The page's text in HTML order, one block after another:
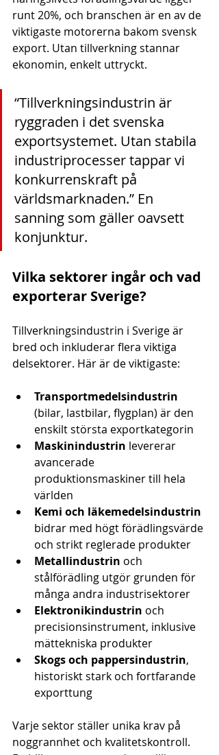
runt 20%, och branschen är en av de
viktigaste motorerna bakom svensk
export. Utan tillverkning stannar
ekonomin, enkelt uttryckt.
“Tillverkningsindustrin är
ryggraden i det svenska
exportsystemet. Utan stabila
industriprocesser tappar vi
konkurrenskraft på
världsmarknaden.” En
sanning som gäller oavsett
konjunktur.
Vilka sektorer ingår och vad
exporterar Sverige?
Tillverkningsindustrin i Sverige är
bred och inkluderar flera viktiga
delsektorer. Här är de viktigaste:
Transportmedelsindustrin
(bilar, lastbilar, flygplan) är den
enskilt största exportkategorin
Maskinindustrin levererar
avancerade
produktionsmaskiner till hela
världen
Kemi och läkemedelsindustrin
bidrar med högt förädlingsvärde
och strikt reglerade produkter
Metallindustrin och
stålförädling utgör grunden för
många andra industrisektorer
Elektronikindustrin och
precisionsinstrument, inklusive
mättekniska produkter
Skogs och pappersindustrin,
historiskt stark och fortfarande
exporttung
Varje sektor ställer unika krav på
noggrannhet och kvalitetskontroll.